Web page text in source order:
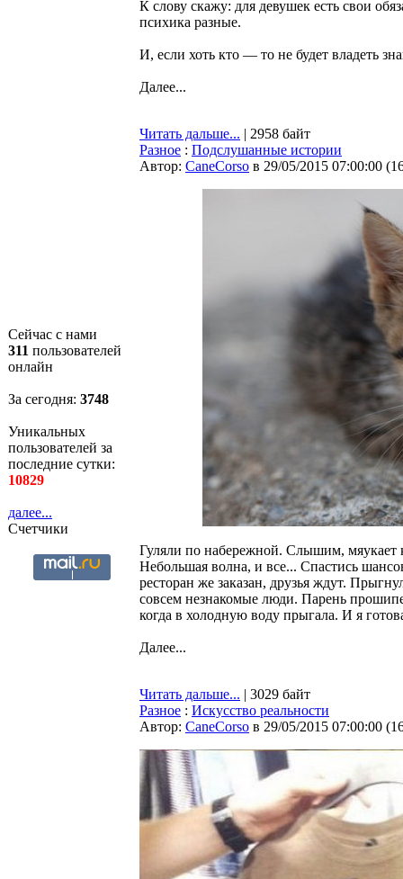
Сейчас с нами
311 пользователей
онлайн
За сегодня: 3748
Уникальных
пользователей за
последние сутки:
10829
далее...
Счетчики
К слову скажу: для девушек есть свои
психика разные.
И, если хоть кто — то не будет владеть
Далее...
Читать дальше... | 2958 байт
Разное : Подслушанные истории
Автор: CaneCorso в 29/05/2015 07:00:00 (
Гуляли по набережной. Слышим, мяукает
Небольшая волна, и все... Спастись
ресторан же заказан, друзья ждут.
совсем незнакомые люди. Парень
когда в холодную воду прыгала. И я
Далее...
Читать дальше... | 3029 байт
Разное : Искусство реальности
Автор: CaneCorso в 29/05/2015 07:00:00 (